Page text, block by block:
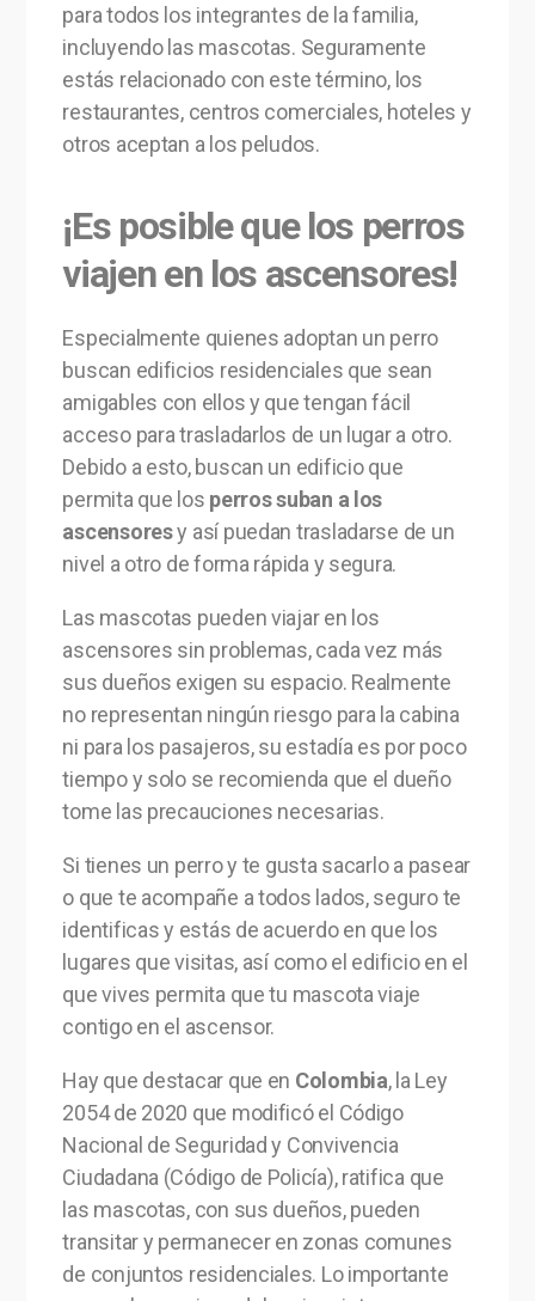
para todos los integrantes de la familia,
incluyendo las mascotas. Seguramente
estás relacionado con este término, los
restaurantes, centros comerciales, hoteles y
otros aceptan a los peludos.
¡Es posible que los perros
viajen en los ascensores!
Especialmente quienes adoptan un perro
buscan edificios residenciales que sean
amigables con ellos y que tengan fácil
acceso para trasladarlos de un lugar a otro.
Debido a esto, buscan un edificio que
permita que los perros suban a los
ascensoresy así puedan trasladarse de un
nivel a otro de forma rápida y segura.
Las mascotas pueden viajar en los
ascensores sin problemas, cada vez más
sus dueños exigen su espacio. Realmente
no representan ningún riesgo para la cabina
ni para los pasajeros, su estadía es por poco
tiempo y solo se recomienda que el dueño
tome las precauciones necesarias.
Si tienes un perro y te gusta sacarlo a pasear
o que te acompañe a todos lados, seguro te
identificas y estás de acuerdo en que los
lugares que visitas, así como el edificio en el
que vives permita que tu mascota viaje
contigo en el ascensor.
Hay que destacar que en Colombia, la Ley
2054 de 2020 que modificó el Código
Nacional de Seguridad y Convivencia
Ciudadana (Código de Policía), ratifica que
las mascotas, con sus dueños, pueden
transitar y permanecer en zonas comunes
de conjuntos residenciales. Lo importante